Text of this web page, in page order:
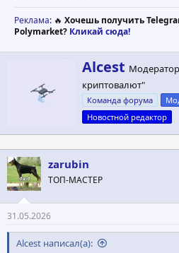
Реклама: 🔥 Хочешь получить
Polymarket? Кликай сюда!
А
в
т
р
Alcest
криптовалют"
Команда форума
Новостной редактор
zarubin
ТОП-МАСТЕР
31.05.2026
Alcest написал(а):